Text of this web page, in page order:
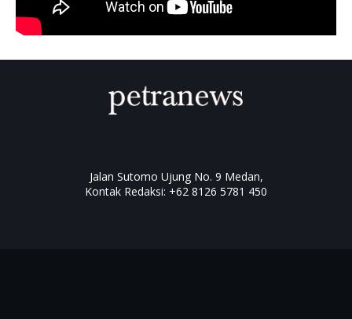
Jalan Sutomo Ujung No. 9 Medan,
Kontak Redaksi: +62 8126 5781 450